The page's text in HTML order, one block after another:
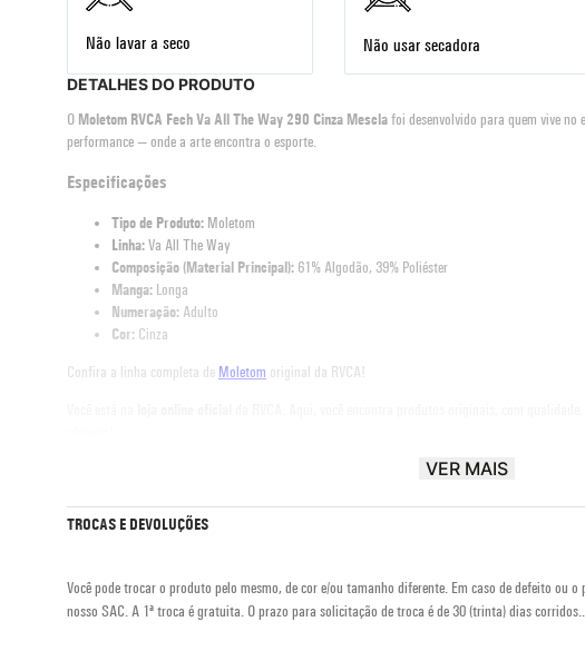
Não lavar a seco Não usar secadora
DETALHES DO PRODUTO
O Moletom RVCA Fech Va All The Way 290 Cinza Mesclafoi desenvolvido para quem vive
performance — onde a arte encontra o esporte.
Especificações
Tipo de Produto: Moletom
Linha:Va All The Way
Composição (Material Principal): 61% Algodão, 39% Poliéster
Manga: Longa
Numeração: Adulto
Cor: Cinza
Confira a linha completa de Moletom original da RVCA!
VER MAIS
TROCAS E DEVOLUÇÕES
Você pode trocar o produto pelo mesmo, de cor e/ou tamanho diferente. Em caso de defeito ou
nosso SAC. A 1ª troca é gratuita. O prazo para solicitação de troca é de 30 (trinta) dias